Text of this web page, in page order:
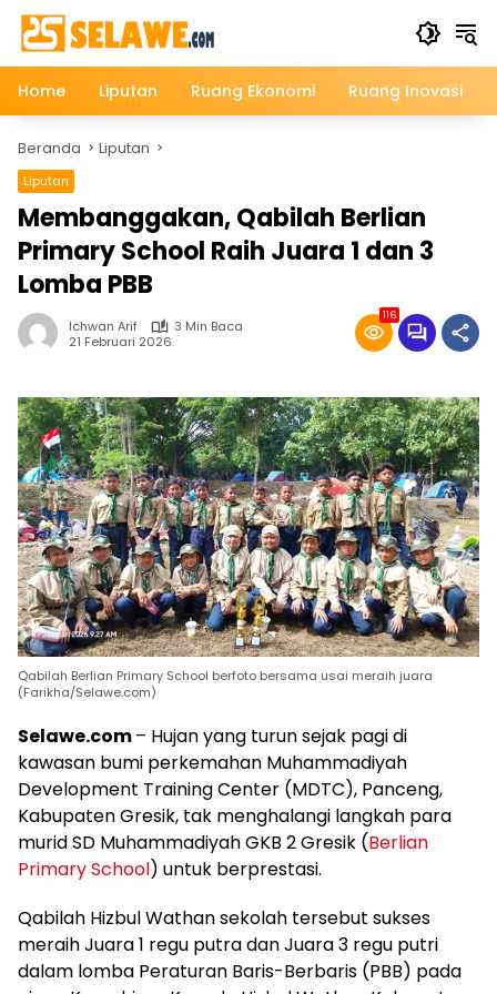
Langsung
konten
Home
Liputan Ruang Ekonomi Ruang Inovasi
Beranda Liputan
Liputan
Membanggakan, Qabilah Berlian
Primary School Raih Juara 1 dan 3
Lomba PBB
Ichwan Arif
3 Min Baca
21 Februari 2026
116
Qabilah Berlian Primary School berfoto bersama usai meraih juara
(Farikha/Selawe.com)
Selawe.com– Hujan yang turun sejak pagi di
kawasan bumi perkemahan Muhammadiyah
Development Training Center (MDTC), Panceng,
Kabupaten Gresik, tak menghalangi langkah para
murid SD Muhammadiyah GKB 2 Gresik (Berlian
Primary School) untuk berprestasi.
Qabilah Hizbul Wathan sekolah tersebut sukses
meraih Juara 1 regu putra dan Juara 3 regu putri
dalam lomba Peraturan Baris-Berbaris (PBB) pada